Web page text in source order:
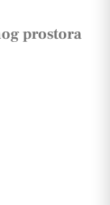
prostora